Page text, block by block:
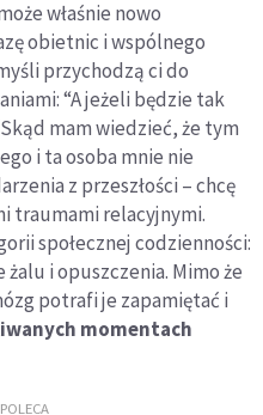
właśnie nowo
obietnic i wspólnego
przychodzą ci do
“A jeżeli będzie tak
mam wiedzieć, że tym
i ta osoba mnie nie
z przeszłości – chcę
traumami relacyjnymi.
społecznej codzienności:
i opuszczenia. Mimo że
potrafi je zapamiętać i
momentach